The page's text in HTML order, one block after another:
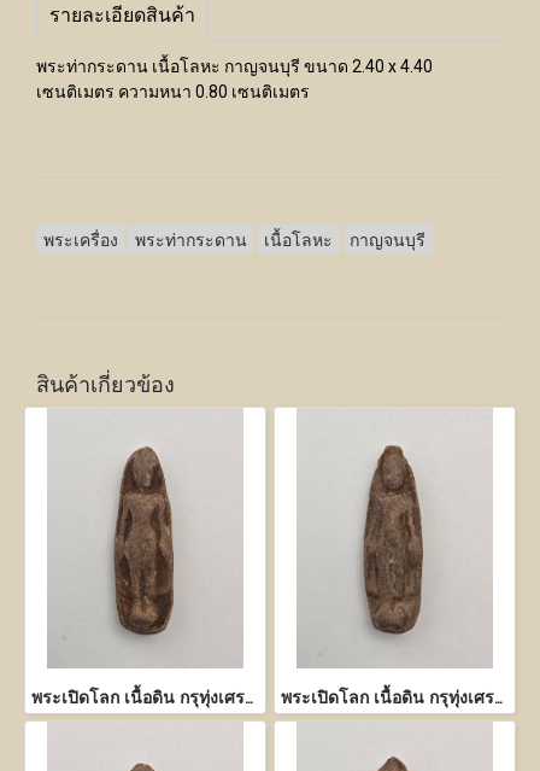
รายละเอียดสินค้า
พระท่ากระดาน เนื้อโลหะ กาญจนบุรี ขนาด 2.40 x 4.40
เซนติเมตร ความหนา 0.80 เซนติเมตร
พระเครื่อง พระท่ากระดาน เนื้อโลหะ กาญจนบุรี
สินค้าเกี่ยวข้อง
พระเปิดโลก เนื้อดิน กรุทุ่งเศรษฐี กำแพงเพชร พระเปิดโลก เนื้อดิน กรุทุ่งเศรษฐี กำแพงเพชร